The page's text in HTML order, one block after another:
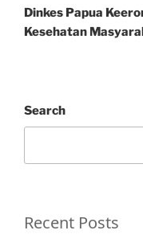
Post
Dinkes Papua
Kesehatan
Search
Recent Posts